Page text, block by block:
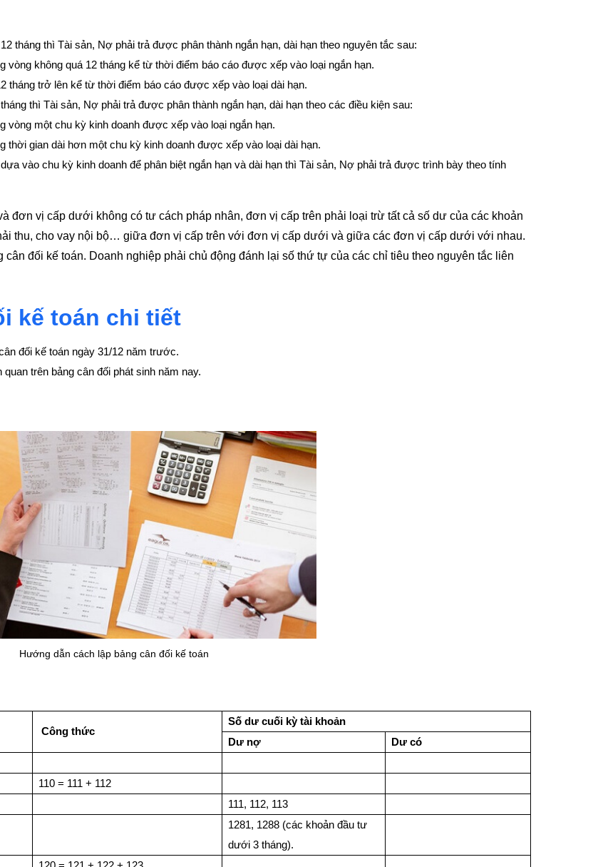
tháng thì Tài sản, Nợ phải trả được phân thành ngắn hạn, dài hạn theo nguyên tắc sau:
vòng không quá 12 tháng kể từ thời điểm báo cáo được xếp vào loại ngắn hạn.
tháng trở lên kể từ thời điểm báo cáo được xếp vào loại dài hạn.
thì Tài sản, Nợ phải trả được phân thành ngắn hạn, dài hạn theo các điều kiện sau:
vòng một chu kỳ kinh doanh được xếp vào loại ngắn hạn.
thời gian dài hơn một chu kỳ kinh doanh được xếp vào loại dài hạn.
vào chu kỳ kinh doanh để phân biệt ngắn hạn và dài hạn thì Tài sản, Nợ phải trả được trình bày theo tính
đơn vị cấp dưới không có tư cách pháp nhân, đơn vị cấp trên phải loại trừ tất cả số dư của các khoản
thu, cho vay nội bộ… giữa đơn vị cấp trên với đơn vị cấp dưới và giữa các đơn vị cấp dưới với nhau.
đối kế toán. Doanh nghiệp phải chủ động đánh lại số thứ tự của các chỉ tiêu theo nguyên tắc liên
kế toán chi tiết
đối kế toán ngày 31/12 năm trước.
trên bảng cân đối phát sinh năm nay.
Hướng dẫn cách lập bảng cân đối kế toán
Công thức
Số dư cuối kỳ tài khoản
Dư nợ
Dư có
110 = 111 + 112
111, 112, 113
1281, 1288 (các khoản đầu tư
dưới 3 tháng).